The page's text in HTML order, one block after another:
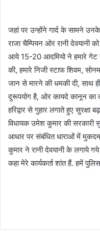
जहां पर उन्होंने गार्द के सामने
राजा चैम्पियन ओर रानी देवयानी
आये 15-20 आदमियो ने हमारे गेट
की, हमारे निजी स्टाफ शिवम,
जान से मारने की धमकी दी, साथ
दुरूपयोग है, ओर कायदे कानून का
हरिद्वार से गुहार लगाते हुए
विधायक उमेश कुमार की सरकारी
आधार पर संबंधित धाराओं में
कुमार ने रानी देवयानी के लगाये
कहा मेरे कार्यकर्ता शांत हैं. हमें